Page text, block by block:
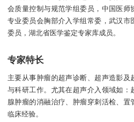
会质量控制与规范学组委员，中国医师
专业委员会胸部介入学组常委，武汉市
委员，湖北省医学鉴定专家库成员。
专家特长
主要从事肿瘤的超声诊断、超声造影及
与科研工作。尤其在超声介入领域如：
腺肿瘤的消融治疗、肿瘤穿刺活检、置
临床经验。